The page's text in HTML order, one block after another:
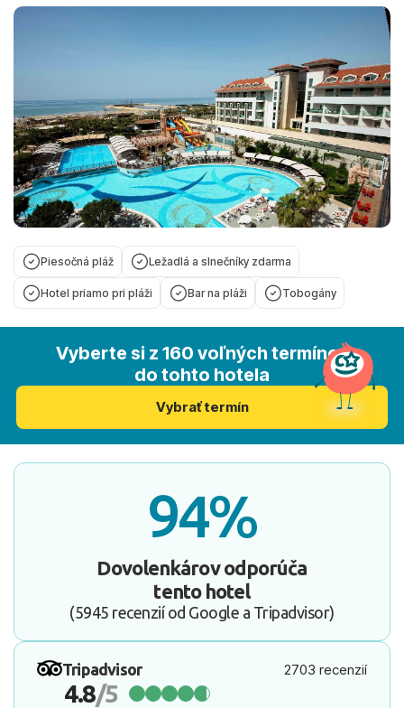
Piesočná pláž Ležadlá a slnečníky zdarma
Hotel priamo pri pláži Bar na pláži Tobogány
Vyberte si z 160 voľných termínov
do tohto hotela
Vybrať termín
94%
Dovolenkárov odporúča
tento hotel
(5945 recenzií od Google a Tripadvisor)
Tripadvisor 2703 recenzií
4.8/5